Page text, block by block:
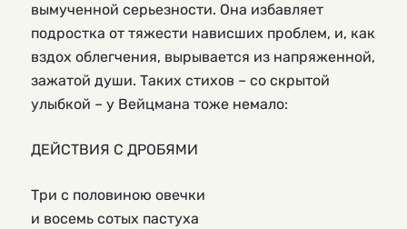
вымученной серьезности. Она избавляет
подростка от тяжести нависших проблем, и, как
вздох облегчения, вырывается из напряженной,
зажатой души. Таких стихов – со скрытой
улыбкой – у Вейцмана тоже немало:
ДЕЙСТВИЯ С ДРОБЯМИ
Три с половиною овечки
и восемь сотых пастуха